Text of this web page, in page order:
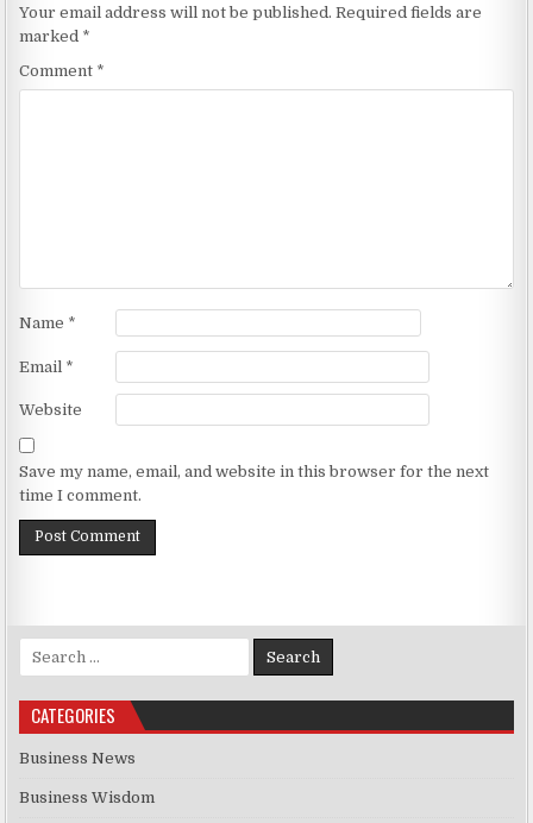
Your email address will not be published. Required fields are
marked *
Comment *
Name *
Email *
Website
Save my name, email, and website in this browser for the next
time I comment.
Search for:
CATEGORIES
Business News
Business Wisdom